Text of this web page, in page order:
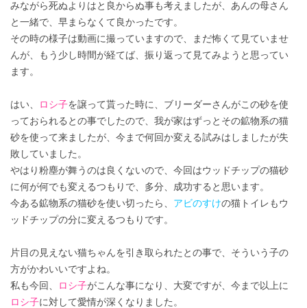
みながら死ぬよりはと良からぬ事も考えましたが、あんの母さん
と一緒で、早まらなくて良かったです。
その時の様子は動画に撮っていますので、まだ怖くて見ていませ
んが、もう少し時間が経てば、振り返って見てみようと思ってい
ます。
はい、 ロシ子を譲って貰った時に、ブリーダーさんがこの砂を使
っておられるとの事でしたので、我が家はずっとその鉱物系の猫
砂を使って来ましたが、今まで何回か変える試みはしましたが失
敗していました。
やはり粉塵が舞うのは良くないので、今回はウッドチップの猫砂
に何が何でも変えるつもりで、多分、成功すると思います。
今ある鉱物系の猫砂を使い切ったら、 アビのすけの猫トイレもウ
ッドチップの分に変えるつもりです。
片目の見えない猫ちゃんを引き取られたとの事で、そういう子の
方がかわいいですよね。
私も今回、
ロシ子がこんな事になり、大変ですが、今まで以上に
ロシ子に対して愛情が深くなりました。